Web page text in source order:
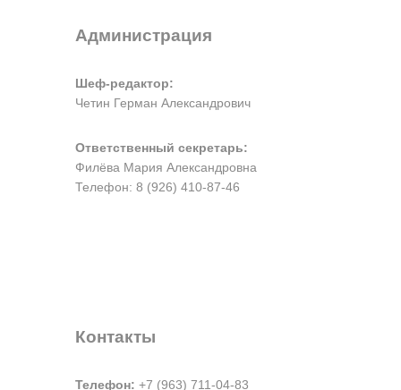
Администрация
Шеф-редактор:
Четин Герман Александрович
Ответственный секретарь:
Филёва Мария Александровна
Телефон: 8 (926) 410-87-46
Контакты
Телефон: +7 (963) 711-04-83